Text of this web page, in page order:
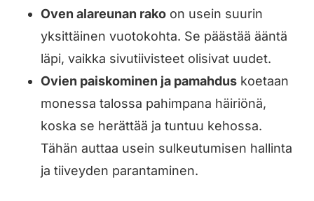
Oven alareunan rakoon usein suurin
yksittäinen vuotokohta. Se päästää ääntä
läpi, vaikka sivutiivisteet olisivat uudet.
Ovien paiskominen ja pamahduskoetaan
monessa talossa pahimpana häiriönä,
koska se herättää ja tuntuu kehossa.
Tähän auttaa usein sulkeutumisen hallinta
ja tiiveyden parantaminen.